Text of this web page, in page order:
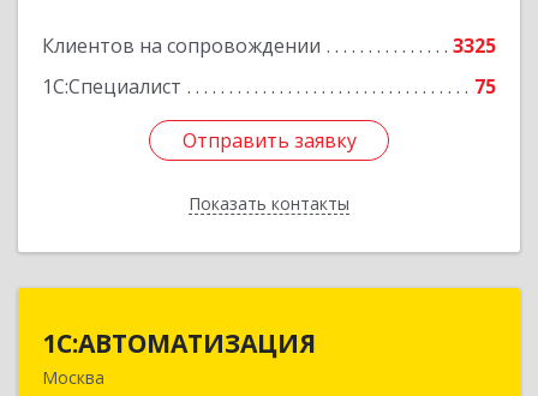
Клиентов на сопровождении
3325
1С:Специалист
75
Отправить заявку
Показать контакты
Отправить заявку
Назад
1С:АВТОМАТИЗАЦИЯ
Москва111024, Москва г, Энтузиастов 1-я ул, дом №